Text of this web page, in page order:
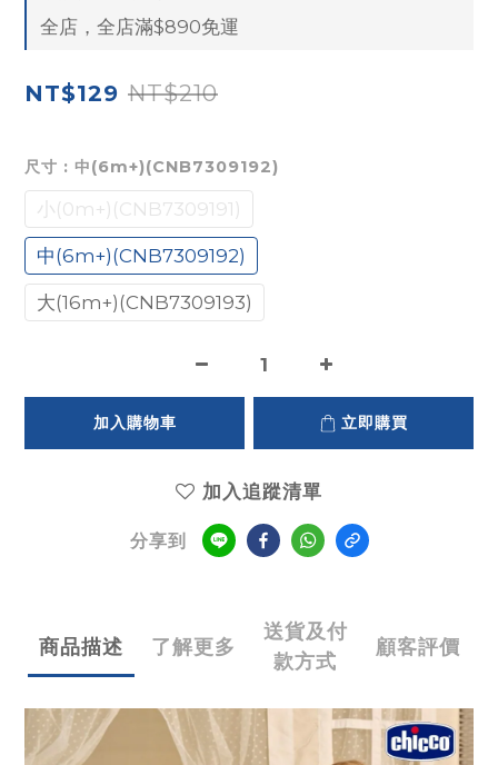
全店，全店滿$890免運
NT$129 NT$210
尺寸 : 中(6m+)(CNB7309192)
小(0m+)(CNB7309191)
中(6m+)(CNB7309192)
大(16m+)(CNB7309193)
加入購物車 立即購買
加入追蹤清單
分享到
商品描述 了解更多
送貨及付
款方式
顧客評價